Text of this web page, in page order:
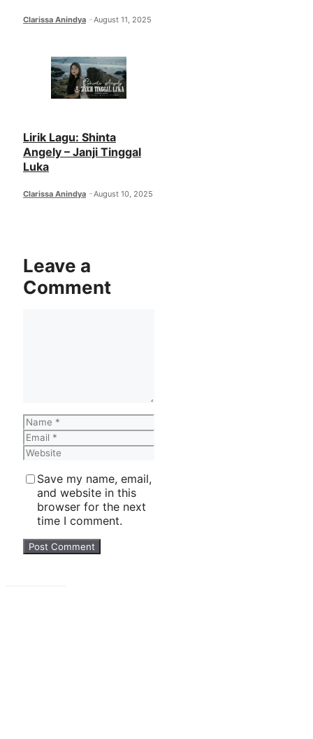
Clarissa Anindya August 11, 2025
Lirik Lagu: Shinta
Angely – Janji Tinggal
Luka
Clarissa Anindya August 10, 2025
Leave a
Comment
Name
Email
Website
Save my name, email,
and website in this
browser for the next
time I comment.